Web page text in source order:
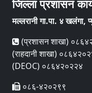
जिल्ला प्रशासन
मल्लरानी गा.पा. ४ खलंगा,
(प्रशासन शाखा)
(राहदानी शाखा)
(DEOC) ०८६४२०२२४
०८६-४२०२९९